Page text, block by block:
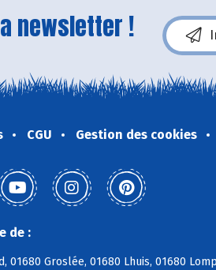
newsletter !
CGU Gestion des cookies
de :
Groslée, 01680 Lhuis, 01680